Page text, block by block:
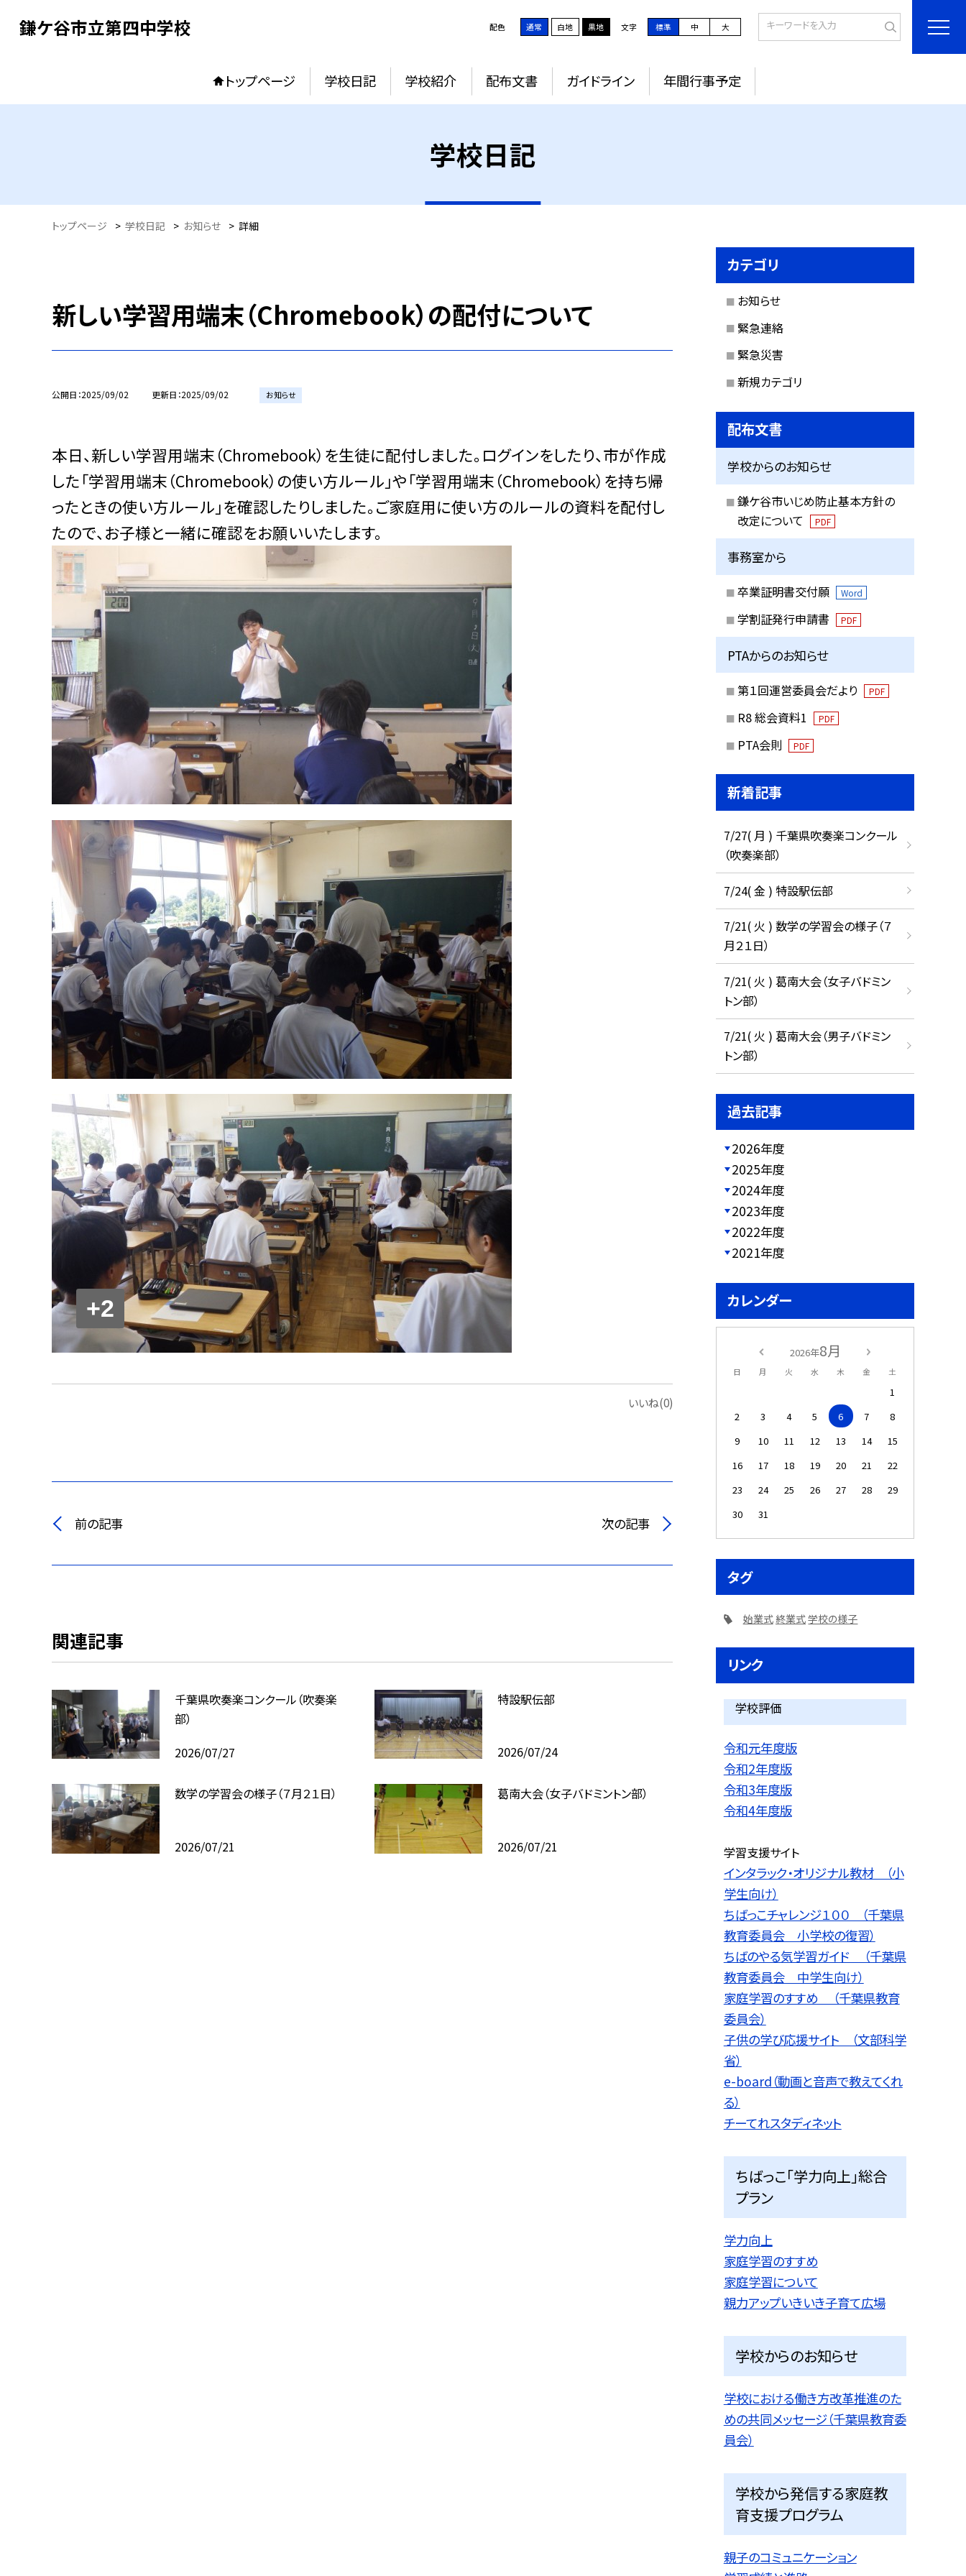
鎌ケ谷市立第四中学校 配色 通常 白地 黒地 文字 標準 中 大
トップページ 学校日記 学校紹介 配布文書 ガイドライン 年間行事予定
学校日記
トップページ > 学校日記 > お知らせ > 詳細
新しい学習用端末（Chromebook）の配付について
公開日 2025/09/02 更新日 2025/09/02 お知らせ
本日、新しい学習用端末（Chromebook）を生徒に配付しました。ログインをしたり、市が作成
した「学習用端末（Chromebook）の使い方ルール」や「学習用端末（Chromebook）を持ち帰
ったときの使い方ルール」を確認したりしました。ご家庭用に使い方のルールの資料を配付し
たので、お子様と一緒に確認をお願いいたします。
+2
いいね(0)
前の記事 次の記事
関連記事
千葉県吹奏楽コンクール（吹奏楽
部）
2026/07/27
特設駅伝部
2026/07/24
数学の学習会の様子（７月２１日）
2026/07/21
葛南大会（女子バドミントン部）
2026/07/21
カテゴリ
お知らせ
緊急連絡
緊急災害
新規カテゴリ
配布文書
学校からのお知らせ
鎌ケ谷市いじめ防止基本方針の
改定について
PDF
事務室から
卒業証明書交付願 Word
学割証発行申請書 PDF
PTAからのお知らせ
第１回運営委員会だより PDF
R8 総会資料1 PDF
PTA会則 PDF
新着記事
7/27( 月 ) 千葉県吹奏楽コンクール
（吹奏楽部）
7/24( 金 ) 特設駅伝部
7/21( 火 ) 数学の学習会の様子（７
月２１日）
7/21( 火 ) 葛南大会（女子バドミン
トン部）
7/21( 火 ) 葛南大会（男子バドミン
トン部）
過去記事
2026年度
2025年度
2024年度
2023年度
2022年度
2021年度
カレンダー
2026年8月
日 月 火 水 木 金 土
1
2
3 4 5 6 7
8
9
10 11 12 13 14
15
16
17 18 19 20 21
22
23
24 25 26 27 28
29
30
31
タグ
始業式終業式学校の様子
リンク
学校評価
令和元年度版
令和2年度版
令和3年度版
令和4年度版
学習支援サイト
インタラック・オリジナル教材 （小
学生向け）
ちばっこチャレンジ１００ （千葉県
教育委員会 小学校の復習）
ちばのやる気学習ガイド （千葉県
教育委員会 中学生向け）
家庭学習のすすめ （千葉県教育
委員会）
子供の学び応援サイト （文部科学
省）
e-board（動画と音声で教えてくれ
る）
チーてれスタディネット
ちばっこ「学力向上」総合
プラン
学力向上
家庭学習のすすめ
家庭学習について
親力アップいきいき子育て広場
学校からのお知らせ
学校における働き方改革推進のた
めの共同メッセージ（千葉県教育委
員会）
学校から発信する家庭教
育支援プログラム
親子のコミュニケーション